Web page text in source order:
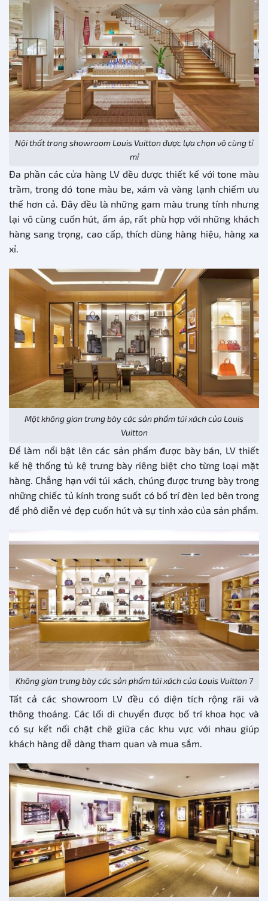
Nội thất trong showroom Louis Vuitton được lựa chọn vô cùng tỉ
mỉ
Đa phần các cửa hàng LV đều được thiết kế với tone màu
trầm, trong đó tone màu be, xám và vàng lạnh chiếm ưu
thế hơn cả. Đây đều là những gam màu trung tính nhưng
lại vô cùng cuốn hút, ấm áp, rất phù hợp với những khách
hàng sang trọng, cao cấp, thích dùng hàng hiệu, hàng xa
xỉ.
Một không gian trưng bày các sản phẩm túi xách của Louis
Vuitton
Để làm nổi bật lên các sản phẩm được bày bán, LV thiết
kế hệ thống tủ kệ trưng bày riêng biệt cho từng loại mặt
hàng. Chẳng hạn với túi xách, chúng được trưng bày trong
những chiếc tủ kính trong suốt có bố trí đèn led bên trong
để phô diễn vẻ đẹp cuốn hút và sự tinh xảo của sản phẩm.
Không gian trưng bày các sản phẩm túi xách của Louis Vuitton 7
Tất cả các showroom LV đều có diện tích rộng rãi và
thông thoáng. Các lối di chuyển được bố trí khoa học và
có sự kết nối chặt chẽ giữa các khu vực với nhau giúp
khách hàng dễ dàng tham quan và mua sắm.